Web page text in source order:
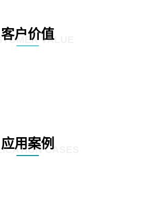
客户价值VALUE
应用案例CASES